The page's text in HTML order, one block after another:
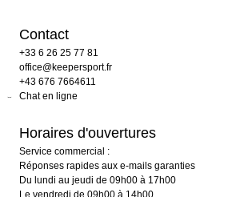
Contact
+33 6 26 25 77 81
office@keepersport.fr
+43 676 7664611
Chat en ligne
Horaires d'ouvertures
Service commercial :
Réponses rapides aux e-mails garanties
Du lundi au jeudi de 09h00 à 17h00
Le vendredi de 09h00 à 14h00